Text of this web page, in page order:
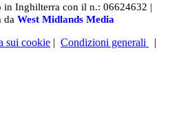
in Inghilterra con il n.: 06624632 |
da West Midlands Media
sui cookie | Condizioni generali
|